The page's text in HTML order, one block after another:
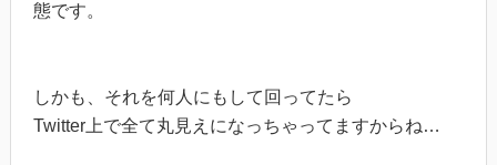
態です。
しかも、それを何人にもして回ってたら
Twitter上で全て丸見えになっちゃってますからね…